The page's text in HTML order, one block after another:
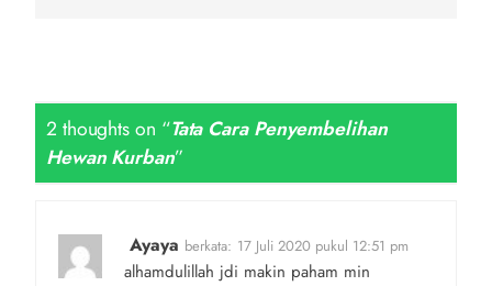
2 thoughts on “Tata Cara Penyembelihan
Hewan Kurban”
Ayaya berkata: 17 Juli 2020 pukul 12:51 pm
alhamdulillah jdi makin paham min